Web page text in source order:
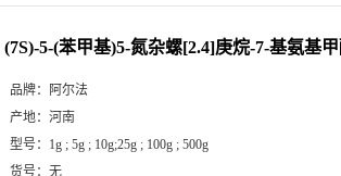
(7S)-5-(苯甲基)5-氮杂螺[2.4]庚烷-7-基氨基
品牌： 阿尔法
产地： 河南
型号： 1g ; 5g ; 10g;25g ; 100g ; 500g
货号： 无